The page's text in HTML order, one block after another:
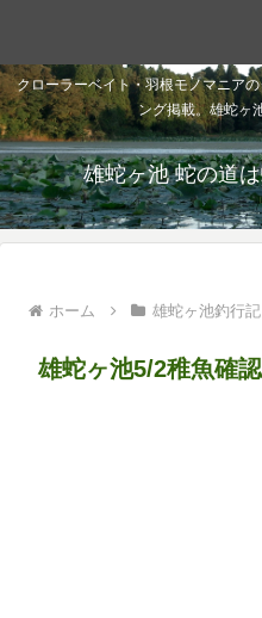
クローラーベイト・羽根モノマニア
ング掲載。雄蛇ヶ
雄蛇ヶ池 蛇の道
ホーム 雄蛇ヶ池釣行
雄蛇ヶ池5/2稚魚確